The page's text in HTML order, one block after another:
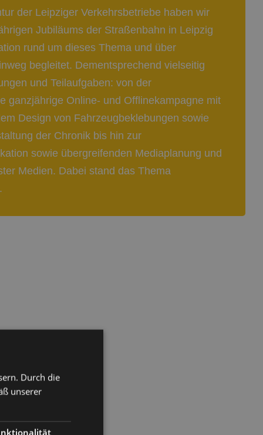
der Leipziger Verkehrsbetriebe haben wir
Jubiläums der Straßenbahn in Leipzig
rund um dieses Thema und über
begleitet. Dementsprechend vielseitig
und Teilaufgaben: von der
ganzjährige Online- und Offlinekampagne mit
Design von Fahrzeugbeklebungen sowie
der Chronik bis hin zur
sowie übergreifenden Mediaplanung und
Medien. Dabei stand das Thema
Durch die
unserer